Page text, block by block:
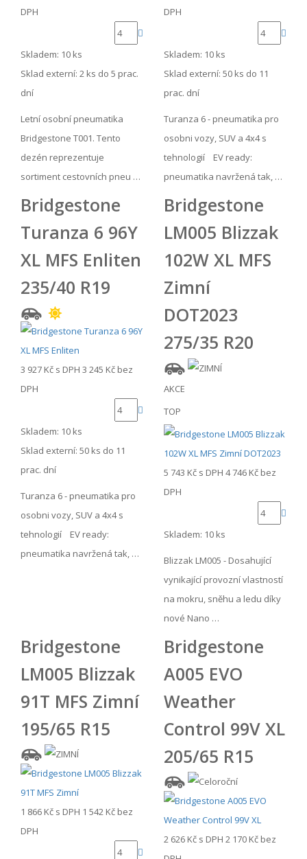
DPH
Skladem: 10 ks
Sklad externí: 2 ks do 5 prac.
dní
Letní osobní pneumatika
Bridgestone T001. Tento
dezén reprezentuje
sortiment cestovních pneu …
DPH
Skladem: 10 ks
Sklad externí: 50 ks do 11
prac. dní
Turanza 6 - pneumatika pro
osobni vozy, SUV a 4x4 s
tehnologií EV ready:
pneumatika navržená tak, …
Bridgestone
Turanza 6 96Y
XL MFS Enliten
235/40 R19
3 927 Kč s DPH 3 245 Kč bez
DPH
Skladem: 10 ks
Sklad externí: 50 ks do 11
prac. dní
Turanza 6 - pneumatika pro
osobni vozy, SUV a 4x4 s
tehnologií EV ready:
pneumatika navržená tak, …
Bridgestone
LM005 Blizzak
102W XL MFS
Zimní
DOT2023
275/35 R20
AKCE
TOP
5 743 Kč s DPH 4 746 Kč bez
DPH
Skladem: 10 ks
Blizzak LM005 - Dosahující
vynikající provozní vlastností
na mokru, sněhu a ledu díky
nové Nano …
Bridgestone
LM005 Blizzak
91T MFS Zimní
195/65 R15
1 866 Kč s DPH 1 542 Kč bez
DPH
Bridgestone
A005 EVO
Weather
Control 99V XL
205/65 R15
2 626 Kč s DPH 2 170 Kč bez